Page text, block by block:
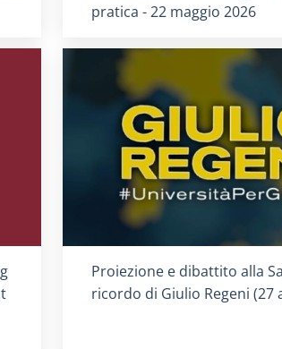
pratica - 22 maggio 2026
Titolo card :
Proiezione e dibattito alla
ricordo di Giulio Regeni (27